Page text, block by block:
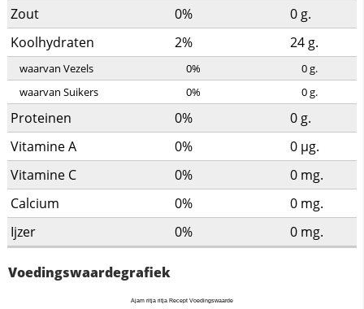
Zout
0% 0g.
Koolhydraten
2% 24g.
waarvan Vezels 0% 0g.
waarvan Suikers
0% 0g.
Proteinen 0% 0g.
Vitamine A
0% 0 µg.
Vitamine C
0% 0 mg.
Calcium
0% 0 mg.
Ijzer
0% 0 mg.
Voedingswaardegrafiek